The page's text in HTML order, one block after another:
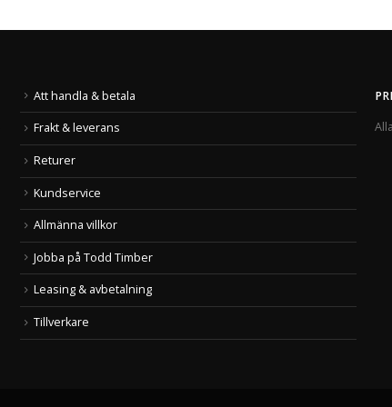
Att handla & betala
Frakt & leverans
Returer
Kundservice
Allmänna villkor
Jobba på Todd Timber
Leasing & avbetalning
Tillverkare